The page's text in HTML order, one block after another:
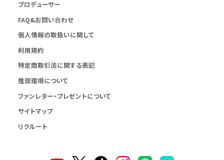
プロデューサー
FAQ&お問い合わせ
個人情報の取扱いに関して
利用規約
特定商取引法に関する表記
推奨環境について
ファンレター・プレゼントについて
サイトマップ
リクルート